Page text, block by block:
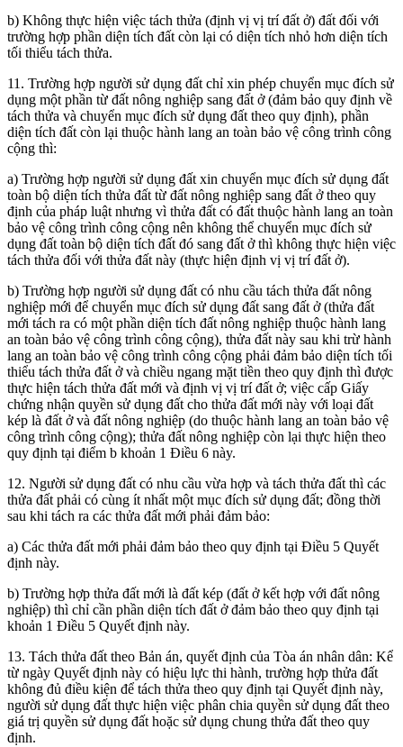
b) Không thực hiện việc tách thửa (định vị vị trí đất ở) đất đối với
trường hợp phần diện tích đất còn lại có diện tích nhỏ hơn diện tích
tối thiểu tách thửa.
11. Trường hợp người sử dụng đất chỉ xin phép chuyển mục đích sử
dụng một phần từ đất nông nghiệp sang đất ở (đảm bảo quy định về
tách thửa và chuyển mục đích sử dụng đất theo quy định), phần
diện tích đất còn lại thuộc hành lang an toàn bảo vệ công trình công
cộng thì:
a) Trường hợp người sử dụng đất xin chuyển mục đích sử dụng đất
toàn bộ diện tích thửa đất từ đất nông nghiệp sang đất ở theo quy
định của pháp luật nhưng vì thửa đất có đất thuộc hành lang an toàn
bảo vệ công trình công cộng nên không thể chuyển mục đích sử
dụng đất toàn bộ diện tích đất đó sang đất ở thì không thực hiện việc
tách thửa đối với thửa đất này (thực hiện định vị vị trí đất ở).
b) Trường hợp người sử dụng đất có nhu cầu tách thửa đất nông
nghiệp mới để chuyển mục đích sử dụng đất sang đất ở (thửa đất
mới tách ra có một phần diện tích đất nông nghiệp thuộc hành lang
an toàn bảo vệ công trình công cộng), thửa đất này sau khi trừ hành
lang an toàn bảo vệ công trình công cộng phải đảm bảo diện tích tối
thiểu tách thửa đất ở và chiều ngang mặt tiền theo quy định thì được
thực hiện tách thửa đất mới và định vị vị trí đất ở; việc cấp Giấy
chứng nhận quyền sử dụng đất cho thửa đất mới này với loại đất
kép là đất ở và đất nông nghiệp (do thuộc hành lang an toàn bảo vệ
công trình công cộng); thửa đất nông nghiệp còn lại thực hiện theo
quy định tại điểm b khoản 1 Điều 6 này.
12. Người sử dụng đất có nhu cầu vừa hợp và tách thửa đất thì các
thửa đất phải có cùng ít nhất một mục đích sử dụng đất; đồng thời
sau khi tách ra các thửa đất mới phải đảm bảo:
a) Các thửa đất mới phải đảm bảo theo quy định tại Điều 5 Quyết
định này.
b) Trường hợp thửa đất mới là đất kép (đất ở kết hợp với đất nông
nghiệp) thì chỉ cần phần diện tích đất ở đảm bảo theo quy định tại
khoản 1 Điều 5 Quyết định này.
13. Tách thửa đất theo Bản án, quyết định của Tòa án nhân dân: Kể
từ ngày Quyết định này có hiệu lực thi hành, trường hợp thửa đất
không đủ điều kiện để tách thửa theo quy định tại Quyết định này,
người sử dụng đất thực hiện việc phân chia quyền sử dụng đất theo
giá trị quyền sử dụng đất hoặc sử dụng chung thửa đất theo quy
định.